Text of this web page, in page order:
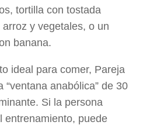
tortilla con tostada
y vegetales, o un
banana.
ideal para comer, Pareja
“ventana anabólica” de 30
Si la persona
entrenamiento, puede